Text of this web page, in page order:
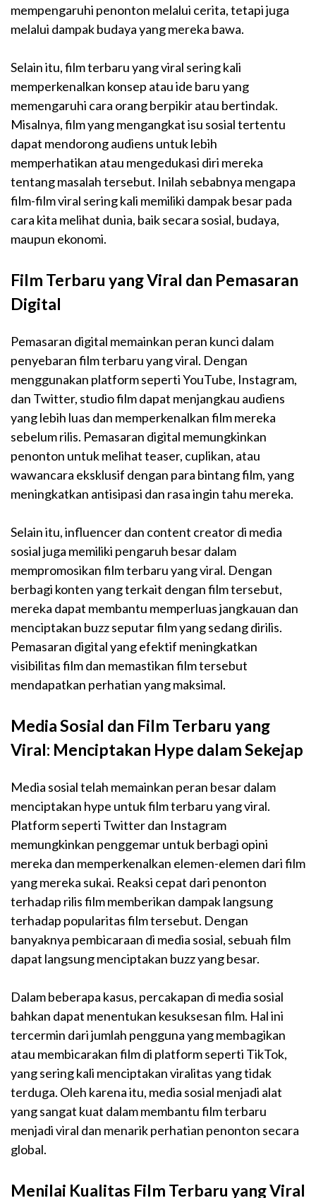
mempengaruhi penonton melalui cerita, tetapi juga
melalui dampak budaya yang mereka bawa.
Selain itu, film terbaru yang viral sering kali
memperkenalkan konsep atau ide baru yang
memengaruhi cara orang berpikir atau bertindak.
Misalnya, film yang mengangkat isu sosial tertentu
dapat mendorong audiens untuk lebih
memperhatikan atau mengedukasi diri mereka
tentang masalah tersebut. Inilah sebabnya mengapa
film-film viral sering kali memiliki dampak besar pada
cara kita melihat dunia, baik secara sosial, budaya,
maupun ekonomi.
Film Terbaru yang Viral dan Pemasaran
Digital
Pemasaran digital memainkan peran kunci dalam
penyebaran film terbaru yang viral. Dengan
menggunakan platform seperti YouTube, Instagram,
dan Twitter, studio film dapat menjangkau audiens
yang lebih luas dan memperkenalkan film mereka
sebelum rilis. Pemasaran digital memungkinkan
penonton untuk melihat teaser, cuplikan, atau
wawancara eksklusif dengan para bintang film, yang
meningkatkan antisipasi dan rasa ingin tahu mereka.
Selain itu, influencer dan content creator di media
sosial juga memiliki pengaruh besar dalam
mempromosikan film terbaru yang viral. Dengan
berbagi konten yang terkait dengan film tersebut,
mereka dapat membantu memperluas jangkauan dan
menciptakan buzz seputar film yang sedang dirilis.
Pemasaran digital yang efektif meningkatkan
visibilitas film dan memastikan film tersebut
mendapatkan perhatian yang maksimal.
Media Sosial dan Film Terbaru yang
Viral: Menciptakan Hype dalam Sekejap
Media sosial telah memainkan peran besar dalam
menciptakan hype untuk film terbaru yang viral.
Platform seperti Twitter dan Instagram
memungkinkan penggemar untuk berbagi opini
mereka dan memperkenalkan elemen-elemen dari film
yang mereka sukai. Reaksi cepat dari penonton
terhadap rilis film memberikan dampak langsung
terhadap popularitas film tersebut. Dengan
banyaknya pembicaraan di media sosial, sebuah film
dapat langsung menciptakan buzz yang besar.
Dalam beberapa kasus, percakapan di media sosial
bahkan dapat menentukan kesuksesan film. Hal ini
tercermin dari jumlah pengguna yang membagikan
atau membicarakan film di platform seperti TikTok,
yang sering kali menciptakan viralitas yang tidak
terduga. Oleh karena itu, media sosial menjadi alat
yang sangat kuat dalam membantu film terbaru
menjadi viral dan menarik perhatian penonton secara
global.
Menilai Kualitas Film Terbaru yang Viral